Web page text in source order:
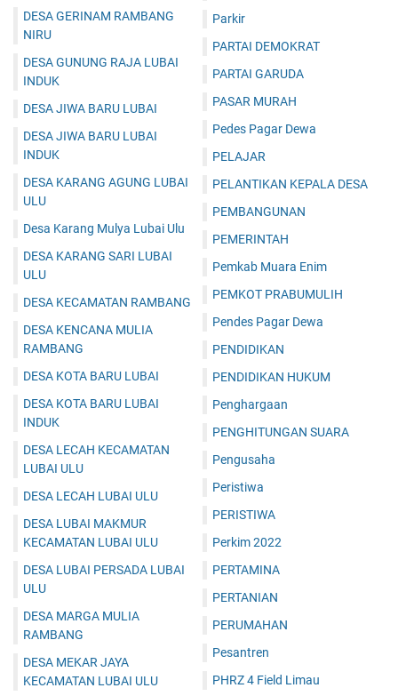
DESA GERINAM RAMBANG
NIRU
DESA GUNUNG RAJA LUBAI
INDUK
DESA JIWA BARU LUBAI
DESA JIWA BARU LUBAI
INDUK
DESA KARANG AGUNG LUBAI
ULU
Desa Karang Mulya Lubai Ulu
DESA KARANG SARI LUBAI
ULU
DESA KECAMATAN RAMBANG
DESA KENCANA MULIA
RAMBANG
DESA KOTA BARU LUBAI
DESA KOTA BARU LUBAI
INDUK
DESA LECAH KECAMATAN
LUBAI ULU
DESA LECAH LUBAI ULU
DESA LUBAI MAKMUR
KECAMATAN LUBAI ULU
DESA LUBAI PERSADA LUBAI
ULU
DESA MARGA MULIA
RAMBANG
DESA MEKAR JAYA
KECAMATAN LUBAI ULU
Parkir
PARTAI DEMOKRAT
PARTAI GARUDA
PASAR MURAH
Pedes Pagar Dewa
PELAJAR
PELANTIKAN KEPALA DESA
PEMBANGUNAN
PEMERINTAH
Pemkab Muara Enim
PEMKOT PRABUMULIH
Pendes Pagar Dewa
PENDIDIKAN
PENDIDIKAN HUKUM
Penghargaan
PENGHITUNGAN SUARA
Pengusaha
Peristiwa
PERISTIWA
Perkim 2022
PERTAMINA
PERTANIAN
PERUMAHAN
Pesantren
PHRZ 4 Field Limau